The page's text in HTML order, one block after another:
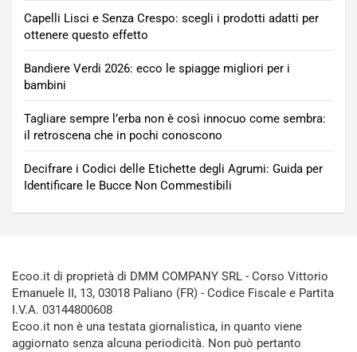
Capelli Lisci e Senza Crespo: scegli i prodotti adatti per
ottenere questo effetto
Bandiere Verdi 2026: ecco le spiagge migliori per i
bambini
Tagliare sempre l’erba non è così innocuo come sembra:
il retroscena che in pochi conoscono
Decifrare i Codici delle Etichette degli Agrumi: Guida per
Identificare le Bucce Non Commestibili
Ecoo.it di proprietà di DMM COMPANY SRL - Corso Vittorio
Emanuele II, 13, 03018 Paliano (FR) - Codice Fiscale e Partita
I.V.A. 03144800608
Ecoo.it non è una testata giornalistica, in quanto viene
aggiornato senza alcuna periodicità. Non può pertanto